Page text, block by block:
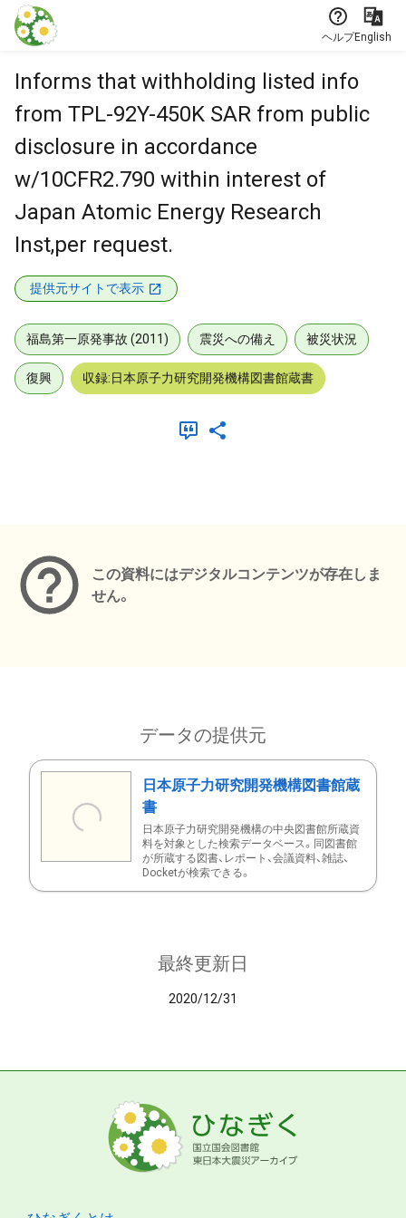
本文に飛ぶ
ヘルプEnglish
Informs that withholding listed info
from TPL-92Y-450K SAR from public
disclosure in accordance
w/10CFR2.790 within interest of
Japan Atomic Energy Research
Inst,per request.
提供元サイトで表示
福島第一原発事故 (2011) 震災への備え 被災状況
復興 収録:日本原子力研究開発機構図書館蔵書
この資料にはデジタルコンテンツが存在しま
せん。
データの提供元
日本原子力研究開発機構図書館蔵
書
日本原子力研究開発機構の中央図書館所蔵資
料を対象とした検索データベース。同図書館
が所蔵する図書、レポート、会議資料、雑誌、
Docketが検索できる。
最終更新日
2020/12/31